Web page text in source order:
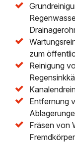
zum
Reinigung
Entfernung
Fräsen von